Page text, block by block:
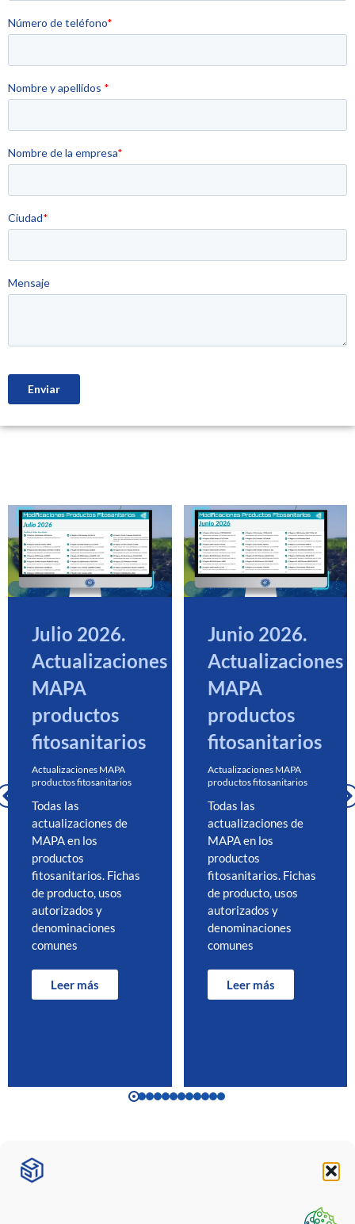
Julio 2026.
Actualizaciones
MAPA
productos
fitosanitarios
Actualizaciones MAPA
productos fitosanitarios
Todas las
actualizaciones de
MAPA en los
productos
fitosanitarios. Fichas
de producto, usos
autorizados y
denominaciones
comunes
Leer más
Junio 2026.
Actualizaciones
MAPA
productos
fitosanitarios
Actualizaciones MAPA
productos fitosanitarios
Todas las
actualizaciones de
MAPA en los
productos
fitosanitarios. Fichas
de producto, usos
autorizados y
denominaciones
comunes
Leer más